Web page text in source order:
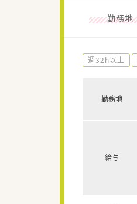
勤務地
週32h以上
勤務地
給与